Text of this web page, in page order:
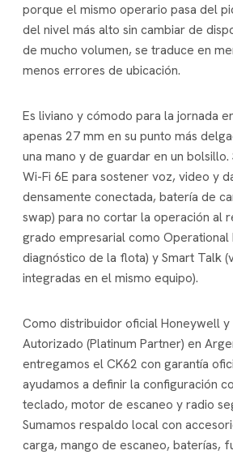
porque el mismo operario pasa del
del nivel más alto sin cambiar de
de mucho volumen, se traduce en
menos errores de ubicación.
Es liviano y cómodo para la jornada
apenas 27 mm en su punto más
una mano y de guardar en un
Wi-Fi 6E para sostener voz, video y
densamente conectada, batería de
swap) para no cortar la operación al
grado empresarial como Operational
diagnóstico de la flota) y Smart Talk
integradas en el mismo equipo).
Como distribuidor oficial Honeywell
Autorizado (Platinum Partner) en
entregamos el CK62 con garantía
ayudamos a definir la configuración
teclado, motor de escaneo y radio
Sumamos respaldo local con
carga, mango de escaneo, baterías,